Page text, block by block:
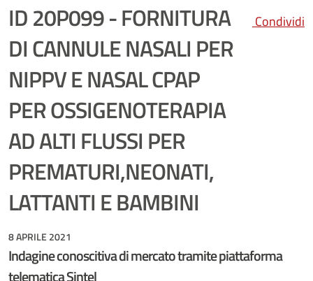
ID 20P099 - FORNITURA
DI CANNULE NASALI PER
NIPPV E NASAL CPAP
PER OSSIGENOTERAPIA
AD ALTI FLUSSI PER
PREMATURI,NEONATI,
LATTANTI E BAMBINI
Condividi
8 APRILE 2021
Indagine conoscitiva di mercato tramite piattaforma
telematica Sintel